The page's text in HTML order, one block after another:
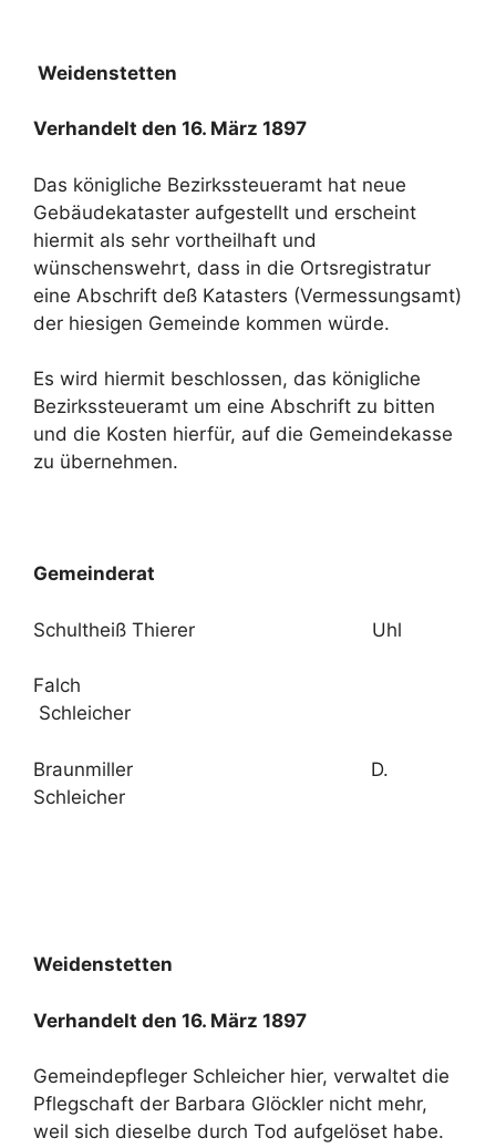
Weidenstetten
Verhandelt den 16. März 1897
Das königliche Bezirkssteueramt hat neue
Gebäudekataster aufgestellt und erscheint
hiermit als sehr vortheilhaft und
wünschenswehrt, dass in die Ortsregistratur
eine Abschrift deß Katasters (Vermessungsamt)
der hiesigen Gemeinde kommen würde.
Es wird hiermit beschlossen, das königliche
Bezirkssteueramt um eine Abschrift zu bitten
und die Kosten hierfür, auf die Gemeindekasse
zu übernehmen.
Gemeinderat
Schultheiß Thierer Uhl
Falch
Schleicher
Braunmiller D.
Schleicher
Weidenstetten
Verhandelt den 16. März 1897
Gemeindepfleger Schleicher hier, verwaltet die
Pflegschaft der Barbara Glöckler nicht mehr,
weil sich dieselbe durch Tod aufgelöset habe.